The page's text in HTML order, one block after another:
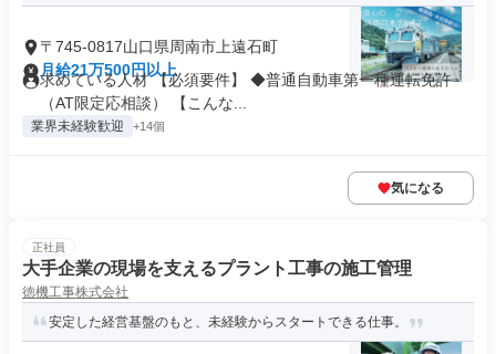
〒745-0817山口県周南市上遠石町
月給21万500円以上
求めている人材 【必須要件】 ◆普通自動車第一種運転免許
（AT限定応相談） 【こんな...
業界未経験歓迎 +14個
気になる
正社員
大手企業の現場を支えるプラント工事の施工管理
徳機工事株式会社
安定した経営基盤のもと、未経験からスタートできる仕事。